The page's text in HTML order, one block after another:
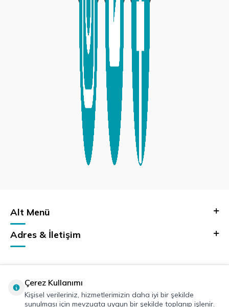
Alt Menü
Adres & İletişim
Çerez Kullanımı
Kişisel verileriniz, hizmetlerimizin daha iyi bir şekilde
sunulması için mevzuata uygun bir şekilde toplanıp işlenir.